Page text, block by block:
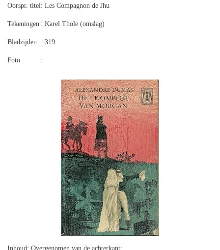
Oorspr. titel: Les Compagnon de Jhu
Tekeningen : Karel Thole (omslag)
Bladzijden : 319
Foto :
Inhoud: Overgenomen van de achterkant: